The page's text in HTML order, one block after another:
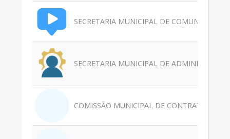
SECRETARIA MUNICIPAL DE COMUNICAÇÃO
SECRETARIA MUNICIPAL DE
COMISSÃO MUNICIPAL DE CONTRATAÇÃO -